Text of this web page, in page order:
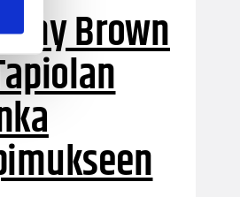
Brown